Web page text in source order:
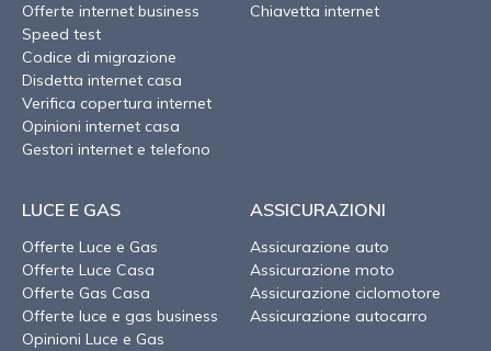
Offerte internet business
Speed test
Codice di migrazione
Disdetta internet casa
Verifica copertura internet
Opinioni internet casa
Gestori internet e telefono
Chiavetta internet
LUCE E GAS
Offerte Luce e Gas
Offerte Luce Casa
Offerte Gas Casa
Offerte luce e gas business
Opinioni Luce e Gas
ASSICURAZIONI
Assicurazione auto
Assicurazione moto
Assicurazione ciclomotore
Assicurazione autocarro